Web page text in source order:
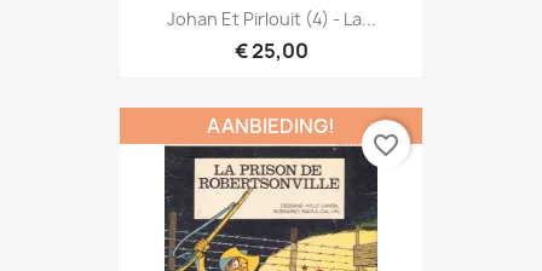
Johan Et Pirlouit (4) - La...
€ 25,00
AANBIEDING!
favorite_border